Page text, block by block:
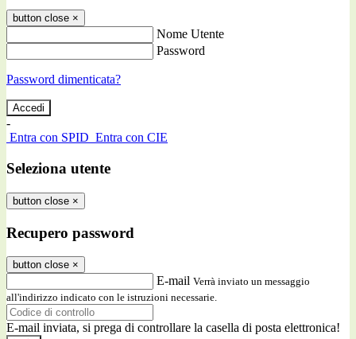
button close ×
Nome Utente
Password
Password dimenticata?
-
Entra con SPID Entra con CIE
Seleziona utente
button close ×
Recupero password
button close ×
E-mail Verrà inviato un messaggio
all'indirizzo indicato con le istruzioni necessarie.
E-mail inviata, si prega di controllare la casella di posta elettronica!